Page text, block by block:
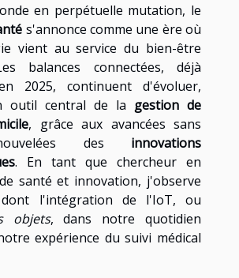
en perpétuelle mutation, le
s'annonce comme une ère où
vient au service du bien-être
balances connectées, déjà
2025, continuent d'évoluer,
outil central de la gestion de
, grâce aux avancées sans
des innovations
. En tant que chercheur en
santé et innovation, j'observe
l'intégration de l'IoT, ou
objets, dans notre quotidien
expérience du suivi médical